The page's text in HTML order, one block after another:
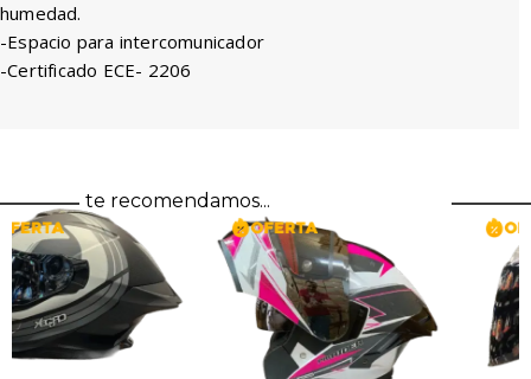
humedad.
-Espacio para intercomunicador
-Certificado ECE- 2206
te recomendamos...